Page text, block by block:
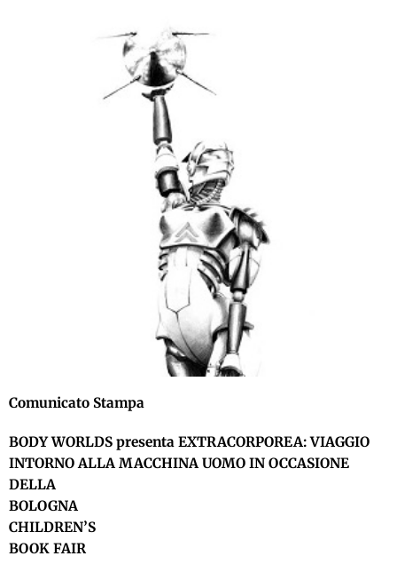
Comunicato Stampa
BODY WORLDS presenta EXTRACORPOREA: VIAGGIO
INTORNO ALLA MACCHINA UOMO IN OCCASIONE
DELLA
BOLOGNA
CHILDREN’S
BOOK FAIR